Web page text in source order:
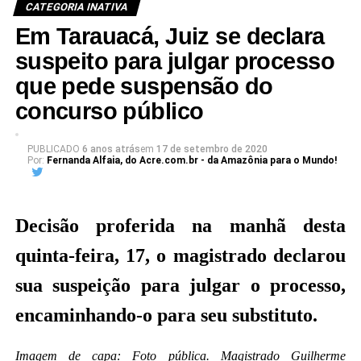
0701069-82.2020.8.01.0014
leia aqui
) com pedido
de liminar, contra a Prefeitura de Tarauacá e o
Instituto Brasileiro de Concurso Público – Ibracop,
foi a vez da magistrada Dra Joelma Ribeiro Nogueira
também declarar-se suspeita.
Em Tarauacá, Juiz se
julgar processo que
pede suspensão do
concurso público
Em decisão desta sexta-feira, 18, a magistrada repetiu
CATEGORIA INATIVA
Em Tarauacá, Juiz se declara
suspeito para julgar processo
que pede suspensão do
concurso público
PUBLICADO 6 anos atrásem 17 de setembro de 2020
Por: Fernanda Alfaia, do Acre.com.br - da Amazônia para o Mundo!
Decisão proferida na manhã desta
quinta-feira, 17, o magistrado declarou
sua suspeição para julgar o processo,
encaminhando-o para seu substituto.
Imagem de capa: Foto pública. Magistrado Guilherme